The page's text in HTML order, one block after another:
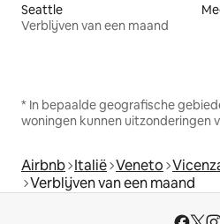
Seattle
Verblijven van een maand
* In bepaalde geografische
woningen kunnen uitzonderingen
Airbnb Italië Veneto
Verblijven van een maand